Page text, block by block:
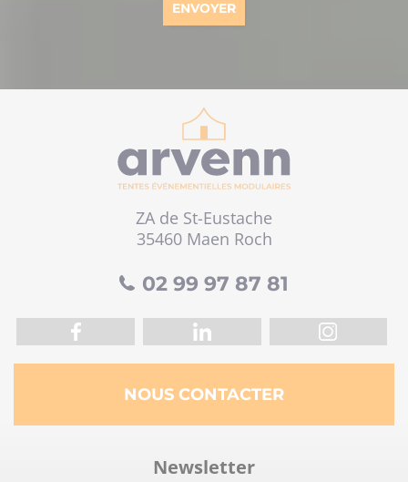
ZA de St-Eustache
35460 Maen Roch
02 99 97 87 81
NOUS CONTACTER
Newsletter